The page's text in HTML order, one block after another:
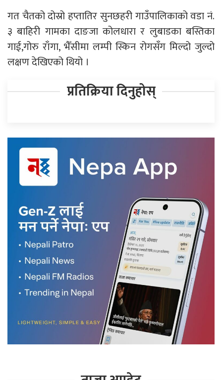
गत चैतको दोस्रो हप्तातिर सुनछहरी गाउँपालिकाको वडा नं.
३ बाहिरी गामका दाङजा कोलधारा र लुबाडका बस्तिका
गाई,गोरु राँगा, भैँसीमा लम्पी स्किन रोगसँग मिल्दो जुल्दो
लक्षण देखिएको थियो ।
प्रतिक्रिया दिनुहोस्